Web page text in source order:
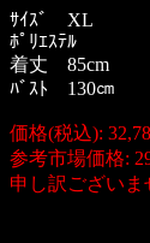
ｻｲｽﾞ XL
ﾎﾟﾘｴｽﾃﾙ
着丈 85cm
ﾊﾞｽﾄ 130㎝
価格(税込):
参考市場価格:
申し訳ございま